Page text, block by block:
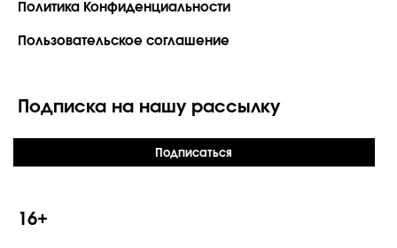
Политика Конфиденциальности
Пользовательское соглашение
Подписка на нашу рассылку
Подписаться
16+